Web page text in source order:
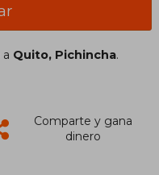
a Quito, Pichincha.
Comparte y gana
dinero